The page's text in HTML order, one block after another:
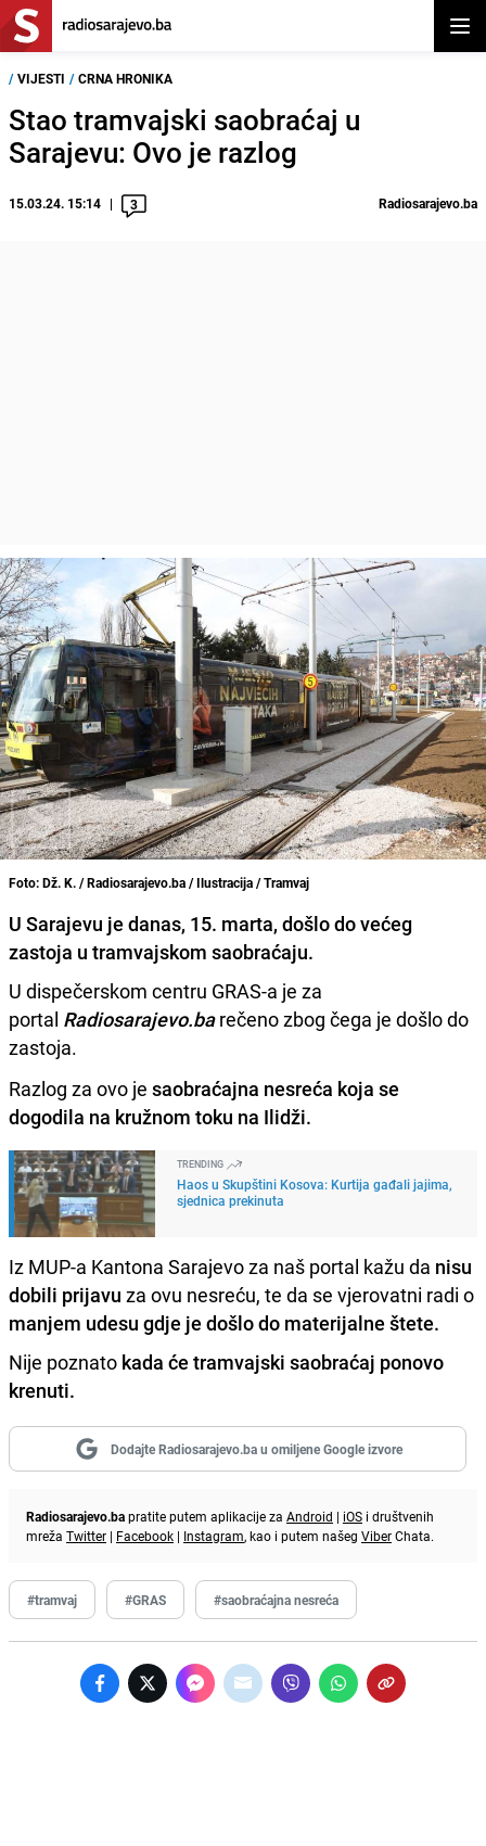
/ VIJESTI / CRNA HRONIKA
Stao tramvajski saobraćaj u
Sarajevu: Ovo je razlog
15.03.24. 15:14 3 Radiosarajevo.ba
Foto: Dž. K. / Radiosarajevo.ba / Ilustracija / Tramvaj
U Sarajevu je danas, 15. marta, došlo do većeg
zastoja u tramvajskom saobraćaju.
U dispečerskom centru GRAS-a je za
portal Radiosarajevo.barečeno zbog čega je došlo do
zastoja.
Razlog za ovo je saobraćajna nesreća koja se
dogodila na kružnom toku na Ilidži.
TRENDING
Haos u Skupštini Kosova: Kurtija gađali jajima,
sjednica prekinuta
Iz MUP-a Kantona Sarajevo za naš portal kažu da nisu
dobili prijavu za ovu nesreću, te da se vjerovatni radi o
manjem udesu gdje je došlo do materijalne štete.
Nije poznato kada će tramvajski saobraćaj ponovo
krenuti.
Dodajte Radiosarajevo.ba u omiljene Google izvore
Radiosarajevo.bapratite putem aplikacije za Android | iOS i društvenih
mreža Twitter | Facebook | Instagram, kao i putem našeg ViberChata.
#tramvaj #GRAS #saobraćajna nesreća